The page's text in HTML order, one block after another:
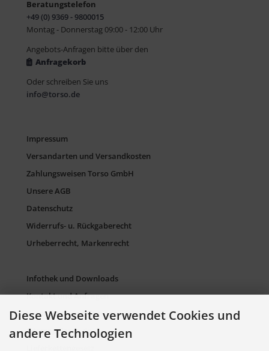
Beratungstelefon
+49 (0) 9369 - 9800015
Montag - Donnerstag 09:00 - 12:00 Uhr
Angebots-Anfragen bitte über den
Anfragekorb
Oder schreiben Sie uns
info@torso.de
Impressum
Versandarten und Versandkosten
Zahlungsweisen Torso GmbH
Unsere AGB
Datenschutz
Widerrufs- u. Rückgaberecht
Urheberrecht, Markenrecht
Infothek und Downloads
Kontakt und Anfragen
Verpackung und Entsorgung
Sitemap Torso.de
Diese Webseite verwendet Cookies und
andere Technologien